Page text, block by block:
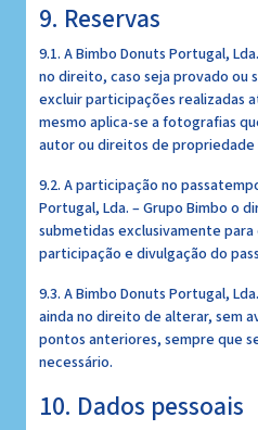
9. Reservas
9.1. A Bimbo Donuts Portugal,
no direito, caso seja provado ou
excluir participações realizadas
mesmo aplica-se a fotografias
autor ou direitos de
9.2. A participação no
Portugal, Lda. – Grupo Bimbo o
submetidas exclusivamente
participação e divulgação do
9.3. A Bimbo Donuts Portugal,
ainda no direito de alterar, sem
pontos anteriores, sempre que
necessário.
10. Dados pessoais